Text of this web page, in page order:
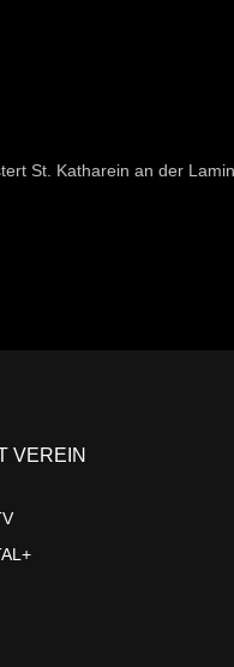
St. Katharein an der
VEREIN